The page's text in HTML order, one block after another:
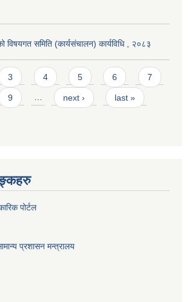
विषयगत समिति (कार्यसंचालन) कार्यविधि , २०८३
3 4 5 6 7
9 … next › last »
पोर्टल
प्रशासन मन्त्रालय